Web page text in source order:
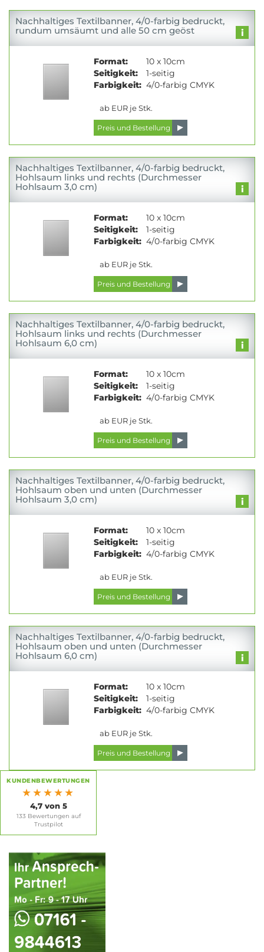
Nachhaltiges Textilbanner, 4/0-farbig bedruckt,
rundum umsäumt und alle 50 cm geöst
Format:
10 x 10cm
Seitigkeit:
1-seitig
Farbigkeit: 4/0-farbig CMYK
ab EUR je Stk.
Nachhaltiges Textilbanner, 4/0-farbig bedruckt,
Hohlsaum links und rechts (Durchmesser
Hohlsaum 3,0 cm)
Format:
10 x 10cm
Seitigkeit:
1-seitig
Farbigkeit: 4/0-farbig CMYK
ab EUR je Stk.
Nachhaltiges Textilbanner, 4/0-farbig bedruckt,
Hohlsaum links und rechts (Durchmesser
Hohlsaum 6,0 cm)
Format:
10 x 10cm
Seitigkeit:
1-seitig
Farbigkeit: 4/0-farbig CMYK
ab EUR je Stk.
Nachhaltiges Textilbanner, 4/0-farbig bedruckt,
Hohlsaum oben und unten (Durchmesser
Hohlsaum 3,0 cm)
Format:
10 x 10cm
Seitigkeit:
1-seitig
Farbigkeit: 4/0-farbig CMYK
ab EUR je Stk.
Nachhaltiges Textilbanner, 4/0-farbig bedruckt,
Hohlsaum oben und unten (Durchmesser
Hohlsaum 6,0 cm)
Format:
10 x 10cm
Seitigkeit:
1-seitig
Farbigkeit: 4/0-farbig CMYK
ab EUR je Stk.
KUNDENBEWERTUNGEN
★★★★★
4,7 von 5
133 Bewertungen auf
Trustpilot